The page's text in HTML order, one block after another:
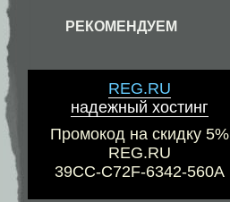
РЕКОМЕНДУЕМ
REG.RU
надежный хостинг
Промокод на скидку 5%
REG.RU
39CC-C72F-6342-560A